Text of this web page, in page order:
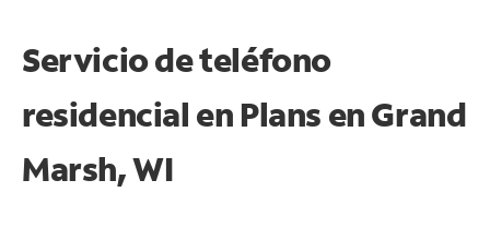
Servicio de teléfono
residencial en Plans en Grand
Marsh, WI